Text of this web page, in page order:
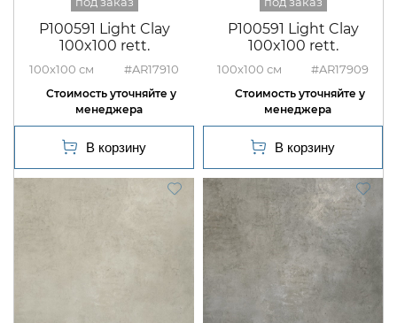
P100591 Light Clay
100x100 rett.
100x100 #AR17910
P100591 Light Clay
100x100 rett.
100x100 #AR17909